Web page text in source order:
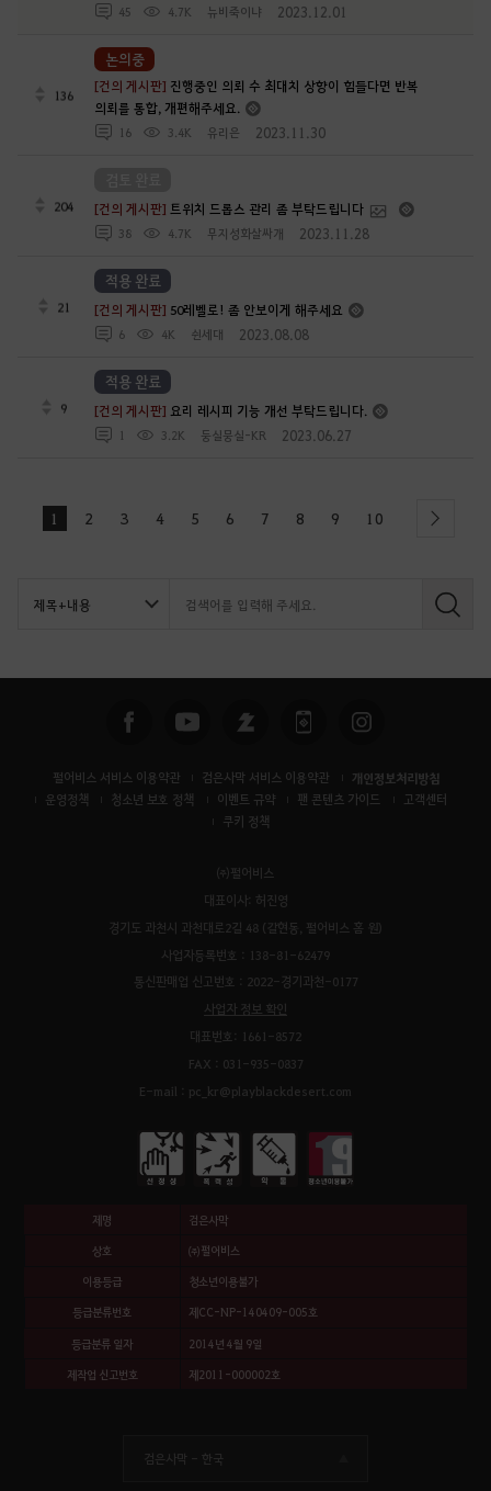
45 4.7K 뉴비죽이냐 2023.12.01
136
[건의 게시판] 진행중인 의뢰 수 최대치 상향이 힘들다면 반복
의뢰를 통합, 개편해주세요.
16 3.4K 유리은 2023.11.30
논의중
204 [건의 게시판] 트위치 드롭스 관리 좀 부탁드립니다
38 4.7K 무지성화살싸개 2023.11.28
21 [건의 게시판] 50레벨로! 좀 안보이게 해주세요
6 4K 쉰세대 2023.08.08
적용 완료
9 [건의 게시판] 요리 레시피 기능 개선 부탁드립니다.
1 3.2K 둥실뭉실-KR 2023.06.27
적용 완료
1 2 3 4 5 6 7 8 9 10 next
검
펄어비스 서비스 이용약관 검은사막 서비스 이용약관 개인정보처리방침
운영정책 청소년 보호 정책 이벤트 규약 팬 콘텐츠 가이드
고객센터
쿠키 정책
㈜펄어비스
대표이사: 허진영
경기도 과천시 과천대로2길 48 (갈현동, 펄어비스 홈 원)
사업자등록번호 : 138-81-62479
통신판매업 신고번호 : 2022-경기과천-0177
사업자 정보 확인
대표번호: 1661-8572
FAX : 031-935-0837
E-mail : pc_kr@playblackdesert.com
제명 검은사막
상호 ㈜펄어비스
이용등급 청소년이용불가
등급분류번호 제CC-NP-140409-005호
등급분류 일자 2014년 4월 9일
제작업 신고번호 제2011-000002호
검은사막 - 한국